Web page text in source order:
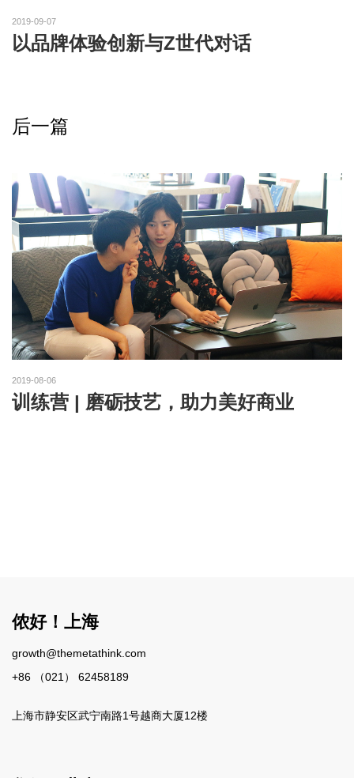
2019-09-07
以品牌体验创新与Z世代对话
后一篇
2019-08-06
训练营 | 磨砺技艺，助力美好商业
侬好！上海
growth@themetathink.com
+86 （021） 62458189
上海市静安区武宁南路1号越商大厦12楼